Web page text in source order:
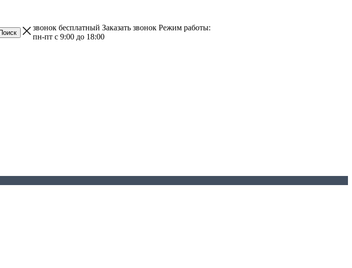
звонок бесплатный Заказать звонок Режим работы:
пн-пт с 9:00 до 18:00